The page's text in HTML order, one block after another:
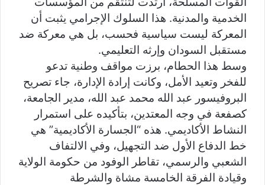
الخدمية والمدنية. هذا السلوك الإجرامي يثبت أن
المعركة ليست سياسية فحسب، بل هي معركة ضد
مستقبل السودان وإرثه التعليمي.
وسط هذا الحطام، برزت مواقف وطنية تدعو
للفخر وتعيد الأمل، وكانت إرادة الإدارة، جاء تصريح
البروفيسور عبد الله محمد عبد الله، مدير الجامعة،
كصفعة في وجه المعتدين، بتأكيده على استمرار
النشاط الأكاديمي. هذه “الجسارة الأكاديمية” هي
خط الدفاع الأول ضد التجهيل، وفي الالتفاف
الشعبي والرسمي، تقاطر الوفود من حكومة الولاية
وقيادة الفرقة الخامسة مشاة والشرطة